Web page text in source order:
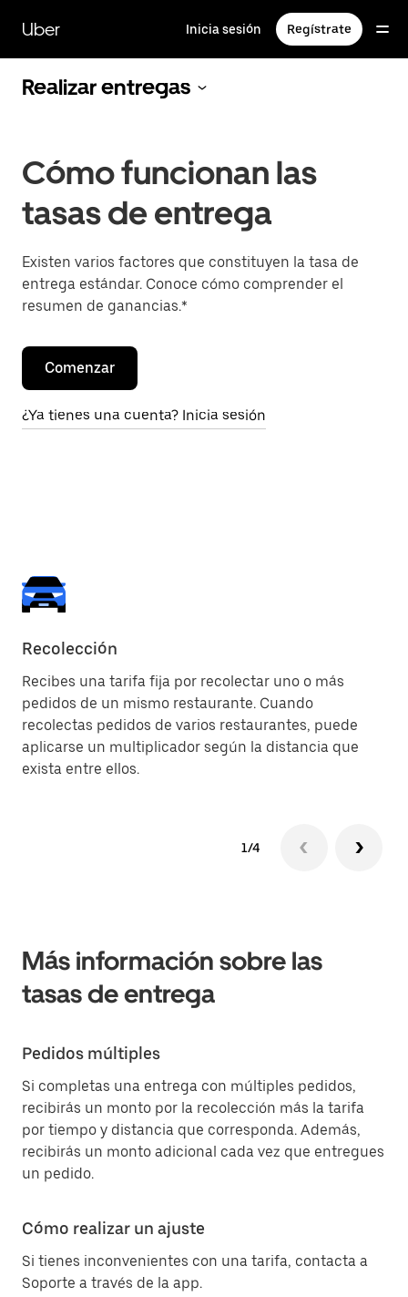
contenido
principal
Uber Inicia sesión Regístrate
Realizar entregas
Cómo funcionan las
tasas de entrega
Existen varios factores que constituyen la tasa de
entrega estándar. Conoce cómo comprender el
resumen de ganancias.*
Comenzar
¿Ya tienes una cuenta? Inicia sesión
Recolección
Recibes una tarifa fija por recolectar uno o más
pedidos de un mismo restaurante. Cuando
recolectas pedidos de varios restaurantes, puede
aplicarse un multiplicador según la distancia que
exista entre ellos.
1/4
Más información sobre las
tasas de entrega
Pedidos múltiples
Si completas una entrega con múltiples pedidos,
recibirás un monto por la recolección más la tarifa
por tiempo y distancia que corresponda. Además,
recibirás un monto adicional cada vez que entregues
un pedido.
Cómo realizar un ajuste
Si tienes inconvenientes con una tarifa, contacta a
Soporte a través de la app.